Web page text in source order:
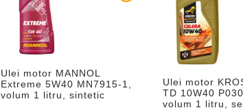
Ulei motor MANNOL
Extreme 5W40 MN7915-1,
volum 1 litru, sintetic
Ulei motor
TD 10W40
volum 1 litru,